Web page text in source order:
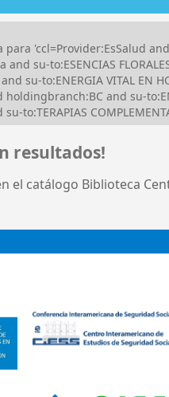
'ccl=Provider:EsSalud and
su-to:ESENCIAS
su-to:ENERGIA VITAL EN
holdingbranch:BC and su-
su-to:TERAPIAS
resultados!
el catálogo Biblioteca